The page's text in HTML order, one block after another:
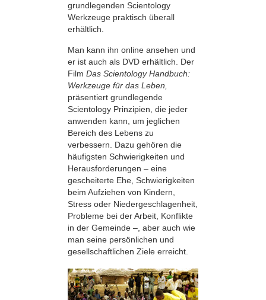
grundlegenden Scientology
Werkzeuge praktisch überall
erhältlich.
Man kann ihn online ansehen und
er ist auch als DVD erhältlich. Der
Film Das Scientology Handbuch:
Werkzeuge für das Leben,
präsentiert grundlegende
Scientology Prinzipien, die jeder
anwenden kann, um jeglichen
Bereich des Lebens zu
verbessern. Dazu gehören die
häufigsten Schwierigkeiten und
Herausforderungen – eine
gescheiterte Ehe, Schwierigkeiten
beim Aufziehen von Kindern,
Stress oder Niedergeschlagenheit,
Probleme bei der Arbeit, Konflikte
in der Gemeinde –, aber auch wie
man seine persönlichen und
gesellschaftlichen Ziele erreicht.